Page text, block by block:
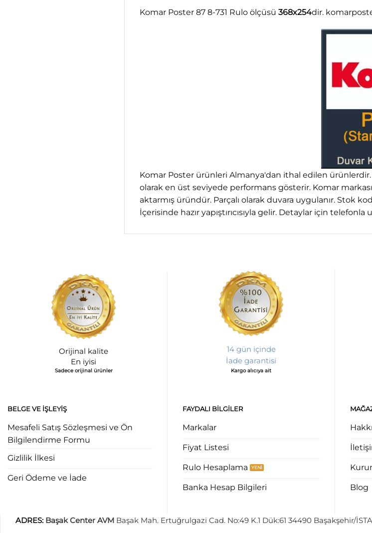
Komar Poster 87 8-731 Rulo ölçüsü 368x254dir.
Komar Poster ürünleri Almanya'dan ithal edilen
olarak en üst seviyede performans gösterir. Komar
aktarmış üründür. Parçalı olarak duvara uygulanır. Stok
İçerisinde hazır yapıştırıcısıyla gelir. Detaylar için telefonla
Orijinal kalite
En iyisi
Sadece orijinal ürünler
14 gün içinde
İade garantisi
Kargo alıcıya ait
BELGE VE İŞLEYIŞ
Mesafeli Satış Sözleşmesi ve Ön
Bilgilendirme Formu
Gizlilik İlkesi
Geri Ödeme ve İade
FAYDALI BILGILER
Markalar
Fiyat Listesi
Rulo Hesaplama
Banka Hesap Bilgileri Blog
ADRES: Başak Center AVM Başak Mah. Ertuğrulgazi Cad. No:49 K.1 Dük:61 34490 Başakşehir/